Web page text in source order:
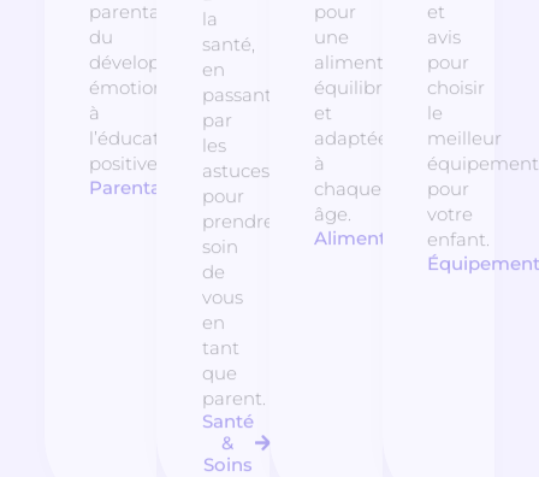
parentalité,
du
développement
émotionnel
à
l’éducation
positive.
Parentalité
la
santé,
en
passant
par
les
astuces
pour
prendre
soin
de
vous
en
tant
que
parent.
Santé
&
Soins
pour
une
alimentation
équilibrée
et
adaptée
à
chaque
âge.
Alimentation
et
avis
pour
choisir
le
meilleur
équipement
pour
votre
enfant.
Équipement